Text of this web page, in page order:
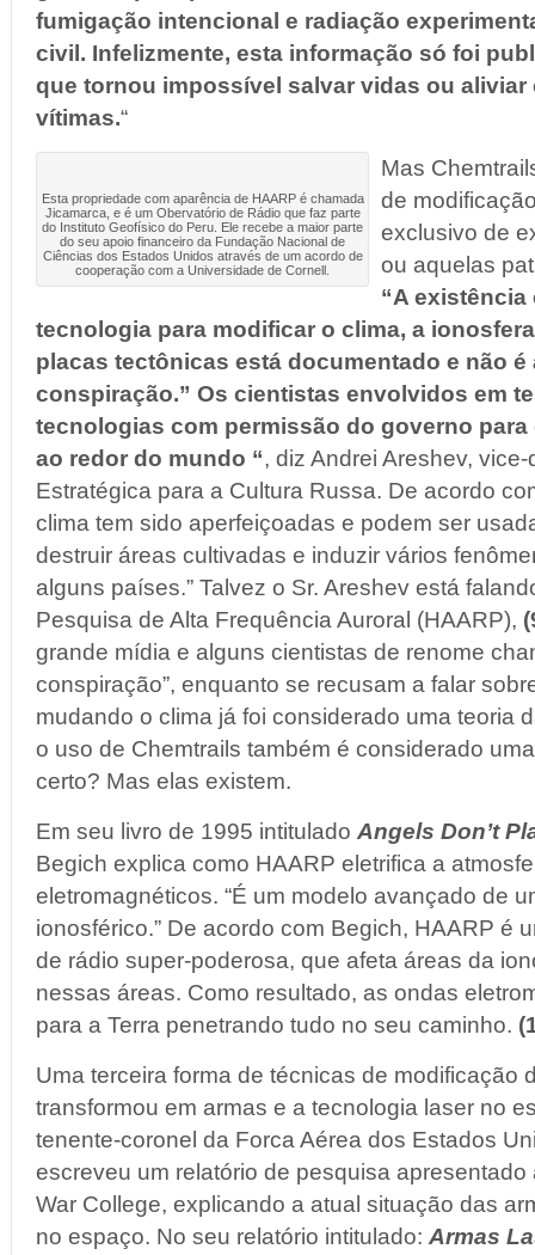
fumigação intencional e radiação
civil. Infelizmente, esta informação só foi
que tornou impossível salvar vidas ou aliviar
vítimas.“
Esta propriedade com aparência de HAARP é chamada
Jicamarca, e é um Obervatório de Rádio que faz parte
do Instituto Geofísico do Peru. Ele recebe a maior parte
do seu apoio financeiro da Fundação Nacional de
Ciências dos Estados Unidos através de um acordo de
cooperação com a Universidade de Cornell.
Mas
de
exclusivo de
ou aquelas
“A existência
tecnologia para modificar o clima, a
placas tectônicas está documentado e não é
conspiração.” Os cientistas envolvidos em
tecnologias com permissão do governo
ao redor do mundo “, diz Andrei Areshev,
Estratégica para a Cultura Russa. De acordo
clima tem sido aperfeiçoadas e podem ser
destruir áreas cultivadas e induzir vários
alguns países.” Talvez o Sr. Areshev está
Pesquisa de Alta Frequência Auroral (HAARP),
grande mídia e alguns cientistas de renome
conspiração”, enquanto se recusam a falar
mudando o clima já foi considerado uma teoria
o uso de Chemtrails também é considerado
certo? Mas elas existem.
Em seu livro de 1995 intitulado Angels Don’t
Begich explica como HAARP eletrifica a
eletromagnéticos. “É um modelo avançado de
ionosférico.” De acordo com Begich, HAARP é
de rádio super-poderosa, que afeta áreas da
nessas áreas. Como resultado, as ondas
para a Terra penetrando tudo no seu caminho.
Uma terceira forma de técnicas de modificação
transformou em armas e a tecnologia laser no
tenente-coronel da Forca Aérea dos Estados
escreveu um relatório de pesquisa
War College, explicando a atual situação das
no espaço. No seu relatório intitulado: Armas